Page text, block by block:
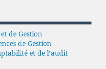
de Gestion
de Gestion
et de l’audit